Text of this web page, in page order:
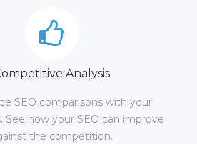
Analysis
SEO comparisons with your
See how your SEO can improve
the competition.